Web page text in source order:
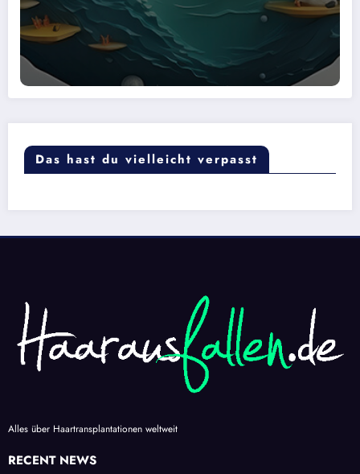
Das hast du vielleicht verpasst
Alles über Haartransplantationen weltweit
RECENT NEWS